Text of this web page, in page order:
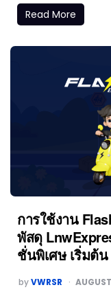
Read More
การใช้งาน
พัสดุ
ชั่นพิเศษ เริ่มต้น
byVWRSR